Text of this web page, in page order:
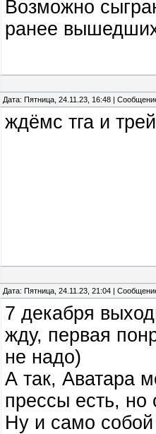
Возможно
ранее
Дата: Пятница, 24.11.23, 16:48 |
ждёмс тга и
Дата: Пятница, 24.11.23, 21:04 |
7 декабря
жду, первая
не надо)
А так, Аватара
прессы есть, но
Ну и само